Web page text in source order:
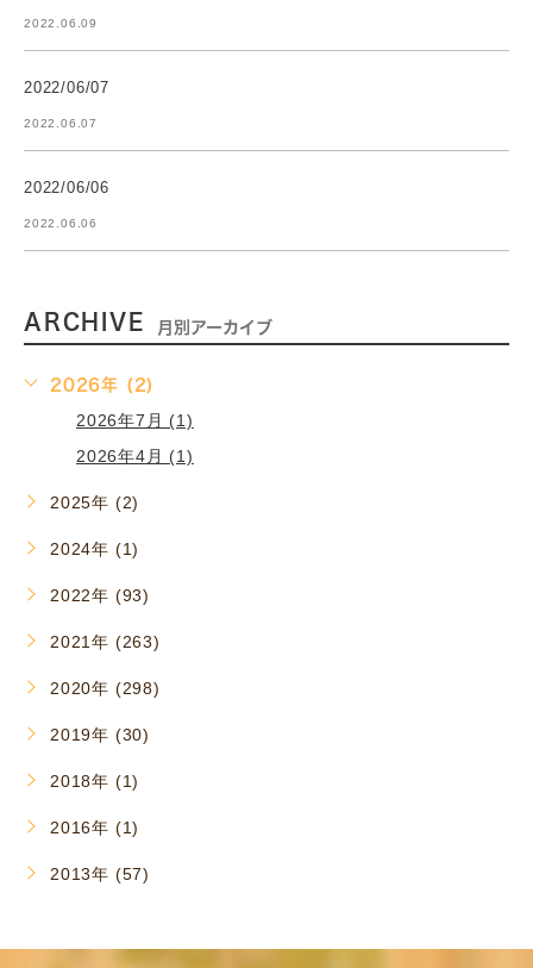
2022.06.09
2022/06/07
2022.06.07
2022/06/06
2022.06.06
ARCHIVE 月別アーカイブ
2026年 (2)
2026年7月 (1)
2026年4月 (1)
2025年 (2)
2024年 (1)
2022年 (93)
2021年 (263)
2020年 (298)
2019年 (30)
2018年 (1)
2016年 (1)
2013年 (57)